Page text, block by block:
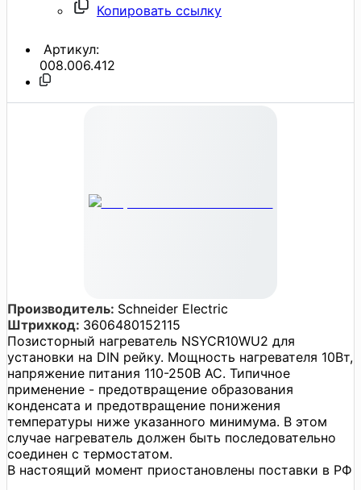
Копировать ссылку
Артикул:
008.006.412
Производитель: Schneider Electric
Штрихкод: 3606480152115
Позисторный нагреватель NSYCR10WU2 для
установки на DIN рейку. Мощность нагревателя 10Вт,
напряжение питания 110-250В AC. Типичное
применение - предотвращение образования
конденсата и предотвращение понижения
температуры ниже указанного минимума. В этом
случае нагреватель должен быть последовательно
соединен с термостатом.
В настоящий момент приостановлены поставки в РФ